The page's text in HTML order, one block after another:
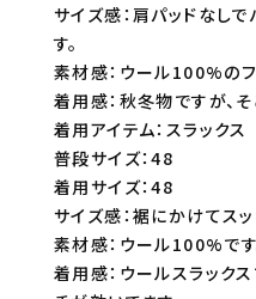
サイズ感：肩パッドなし
す。
素材感：ウール100%のフ
着用感：秋冬物ですが、
着用アイテム：スラックス
普段サイズ：48
着用サイズ：48
サイズ感：裾にかけてスッ
素材感：ウール100%です
着用感：ウールスラック